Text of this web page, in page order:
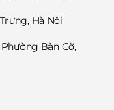
Hà Nội
Bàn Cờ,